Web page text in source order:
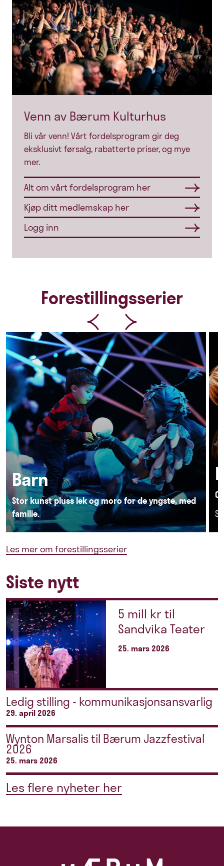
Venn av Bærum Kulturhus
Bli vår venn! Vårt fordelsprogram gir deg
eksklusivt førsalg, rabatterte priser, og mye
mer.
Alt om vårt fordelsprogram her
Kjøp ditt medlemskap her
Logg inn
Forestillingsserier
prev next
Barn
Stor kunst pluss lek og moro for de yngste, med
familie.
Les mer om forestillingsserier
Siste nytt
5 mill kr til
Sandvika Teater
25. mars 2026
Ledig stilling - kommunikasjonsansvarlig
29. april 2026
Wynton Marsalis til Bærum Jazzfestival
2026
25. mars 2026
Les flere nyheter her